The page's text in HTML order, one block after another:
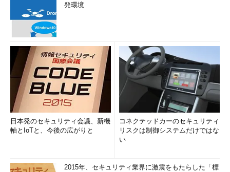
発環境
日本発のセキュリティ会議、新機
軸とIoTと、今後の広がりと
コネクテッドカーのセキュリティ
リスクは制御システムだけではな
い
2015年、セキュリティ業界に激震をもたらした「標